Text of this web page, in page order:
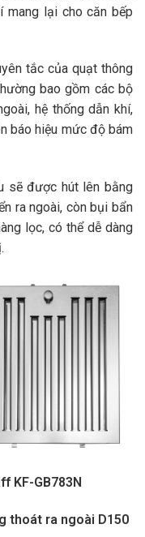
mang lại cho căn bếp
tắc của quạt thông
bao gồm các bộ
hệ thống dẫn khí,
báo hiệu mức độ bám
sẽ được hút lên bằng
ra ngoài, còn bụi bẩn
lọc, có thể dễ dàng
KF-GB783N
thoát ra ngoài D150